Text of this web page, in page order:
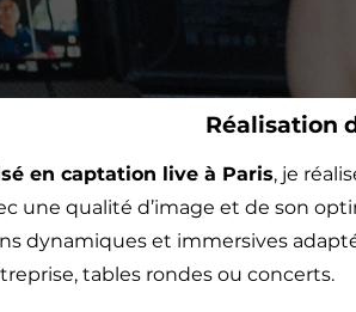
Réalisation
en captation live à Paris, je
une qualité d’image et de son
dynamiques et immersives
tables rondes ou concerts.